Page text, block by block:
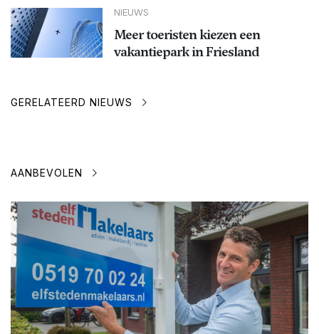
NIEUWS
Meer toeristen kiezen een
vakantiepark in Friesland
GERELATEERD NIEUWS
AANBEVOLEN